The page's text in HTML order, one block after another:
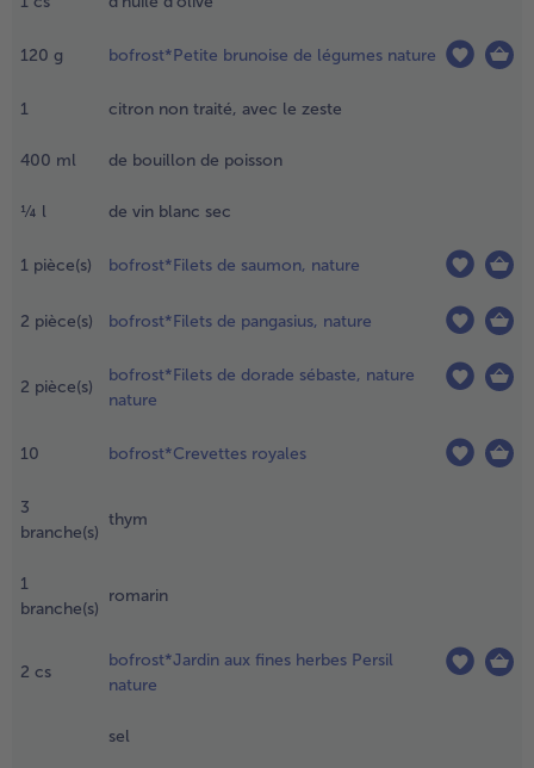
- 5 € à l’achat de 7 menus au choix
120 g bofrost*Petite brunoise de légumes nature
1 citron non traité, avec le zeste
400 ml de bouillon de poisson
¼ l de vin blanc sec
1 pièce(s) bofrost*Filets de saumon, nature
2 pièce(s) bofrost*Filets de pangasius, nature
2 pièce(s)
bofrost*Filets de dorade sébaste, nature
nature
10 bofrost*Crevettes royales
3
branche(s)
thym
1
branche(s)
romarin
2 cs
bofrost*Jardin aux fines herbes Persil
nature
sel
couper
retirer la
en
une
faire
et les
les
et
du
du
en